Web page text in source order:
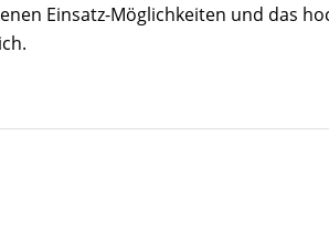
Einsatz-Möglichkeiten und das